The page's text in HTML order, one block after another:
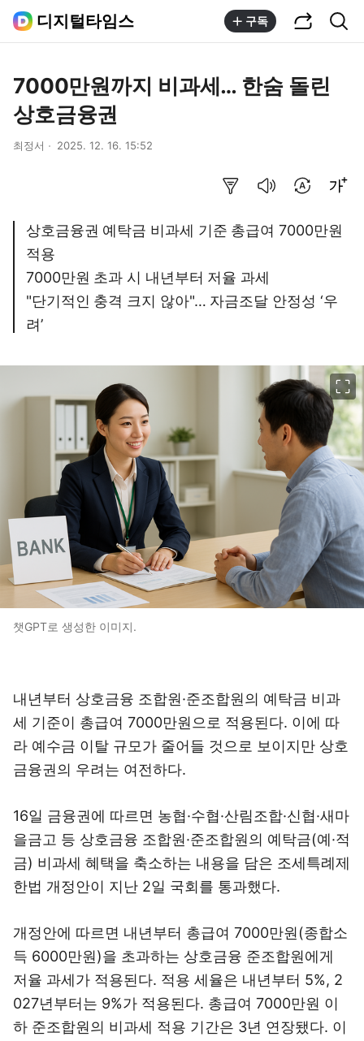
디지털타임스 구독
7000만원까지 비과세… 한숨 돌린
상호금융권
최정서 2025. 12. 16. 15:52
상호금융권 예탁금 비과세 기준 총급여 7000만원
적용
7000만원 초과 시 내년부터 저율 과세
"단기적인 충격 크지 않아"… 자금조달 안정성 ‘우
려’
챗GPT로 생성한 이미지.
내년부터 상호금융 조합원·준조합원의 예탁금 비과
세 기준이 총급여 7000만원으로 적용된다. 이에 따
라 예수금 이탈 규모가 줄어들 것으로 보이지만 상호
금융권의 우려는 여전하다.
16일 금융권에 따르면 농협·수협·산림조합·신협·새마
을금고 등 상호금융 조합원·준조합원의 예탁금(예·적
금) 비과세 혜택을 축소하는 내용을 담은 조세특례제
한법 개정안이 지난 2일 국회를 통과했다.
개정안에 따르면 내년부터 총급여 7000만원(종합소
득 6000만원)을 초과하는 상호금융 준조합원에게
저율 과세가 적용된다. 적용 세율은 내년부터 5%, 2
027년부터는 9%가 적용된다. 총급여 7000만원 이
하 준조합원의 비과세 적용 기간은 3년 연장됐다. 이